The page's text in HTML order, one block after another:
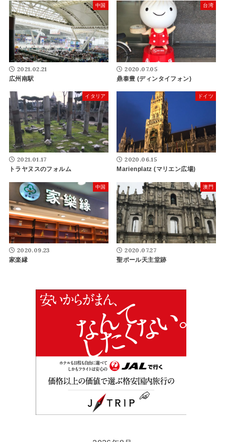
中国
2021.02.21
広州南駅
台湾
2020.07.05
鼎泰豊 (ディンタイフォン)
イタリア
2021.01.17
トラヤヌスのフォルム
ドイツ
2020.06.15
Marienplatz (マリエン広場)
中国
2020.09.23
家楽縁
澳門
2020.07.27
聖ポール天主堂跡